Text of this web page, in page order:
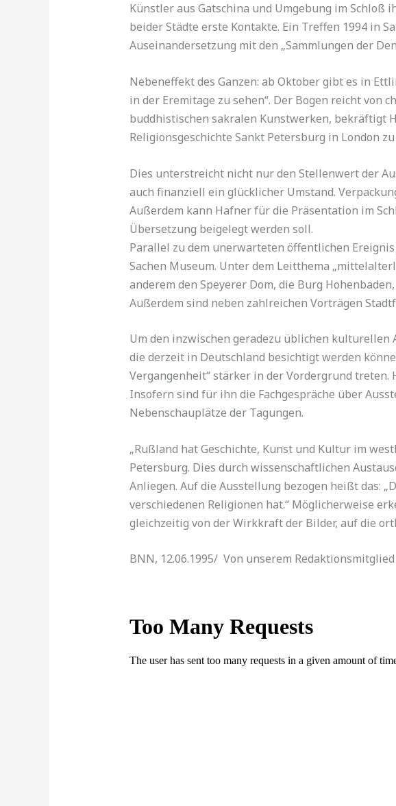
Künstler aus Gatschina und Umgebung im
beider Städte erste Kontakte. Ein Treffen 1994 in
Auseinandersetzung mit den „Sammlungen der
Nebeneffekt des Ganzen: ab Oktober gibt es in
in der Eremitage zu sehen“. Der Bogen reicht von
buddhistischen sakralen Kunstwerken, bekräftigt
Religionsgeschichte Sankt Petersburg in London zu
Dies unterstreicht nicht nur den Stellenwert der
auch finanziell ein glücklicher Umstand.
Außerdem kann Hafner für die Präsentation im
Übersetzung beigelegt werden soll.
Parallel zu dem unerwarteten öffentlichen
Sachen Museum. Unter dem Leitthema
anderem den Speyerer Dom, die Burg
Außerdem sind neben zahlreichen Vorträgen
Um den inzwischen geradezu üblichen kulturellen
die derzeit in Deutschland besichtigt werden
Vergangenheit“ stärker in der Vordergrund
Insofern sind für ihn die Fachgespräche über
Nebenschauplätze der Tagungen.
„Rußland hat Geschichte, Kunst und Kultur im
Petersburg. Dies durch wissenschaftlichen
Anliegen. Auf die Ausstellung bezogen heißt das:
verschiedenen Religionen hat.“ Möglicherweise
gleichzeitig von der Wirkkraft der Bilder, auf die
BNN, 12.06.1995/ Von unserem